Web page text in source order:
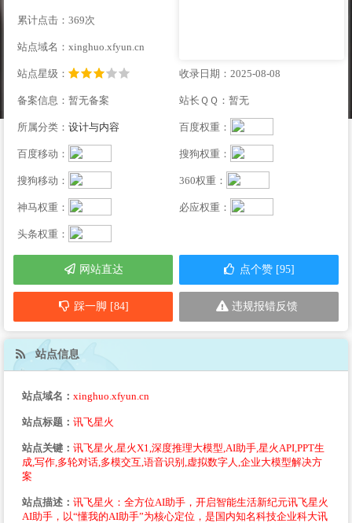
累计点击：369次
站点域名：xinghuo.xfyun.cn
站点星级： 收录日期：2025-08-08
备案信息：暂无备案 站长ＱＱ：暂无
所属分类： 设计与内容 百度权重：
百度移动： 搜狗权重：
搜狗移动： 360权重：
神马权重： 必应权重：
头条权重：
网站直达 点个赞 [95]
踩一脚 [84] 违规报错反馈
站点信息
站点域名： xinghuo.xfyun.cn
站点标题： 讯飞星火
站点关键： 讯飞星火,星火X1,深度推理大模型,AI助手,星火API,PPT生
成,写作,多轮对话,多模交互,语音识别,虚拟数字人,企业大模型解决方
案
站点描述： 讯飞星火：全方位AI助手，开启智能生活新纪元讯飞星火
AI助手，以“懂我的AI助手”为核心定位，是国内知名科技企业科大讯